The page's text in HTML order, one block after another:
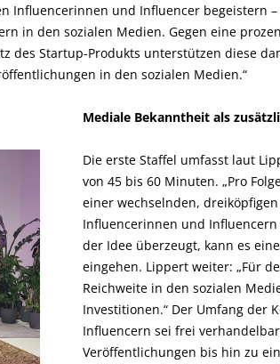
Influencerinnen und Influencer begeistern
in den sozialen Medien. Gegen eine
des Startup-Produkts unterstützen diese
in den sozialen Medien.“
Mediale Bekanntheit als
Die erste Staffel umfasst laut
von 45 bis 60 Minuten. „Pro
einer wechselnden,
Influencerinnen und Influencern
der Idee überzeugt, kann es
eingehen. Lippert weiter: „Für
Reichweite in den sozialen
Investitionen.“ Der Umfang der
Influencern sei frei
Veröffentlichungen bis hin zu